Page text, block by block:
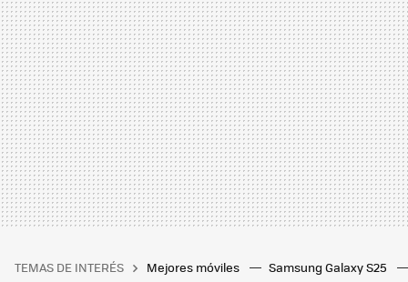
TEMAS DE INTERÉS Mejores móviles Samsung Galaxy S25